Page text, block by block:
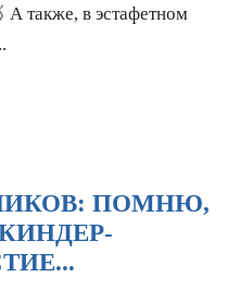
также, в эстафетном
ПОМНЮ,